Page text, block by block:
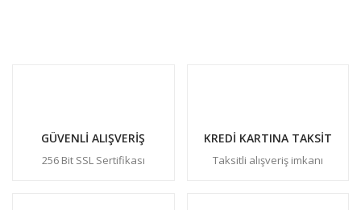
GÜVENLİ ALIŞVERİŞ
256 Bit SSL Sertifikası
KREDİ KARTINA TAKSİT
Taksitli alışveriş imkanı